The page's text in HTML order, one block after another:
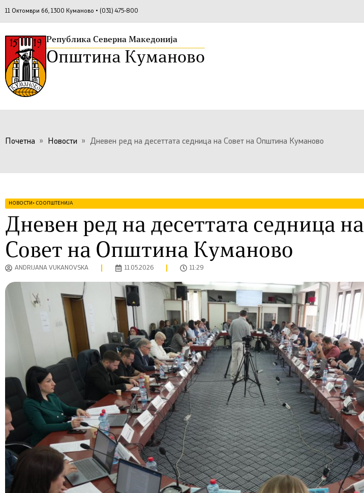
11 Октомври бб, 1300 Куманово • (031) 475-800
Република Северна Македонија
Општина Куманово
Почетна » Новости » Дневен ред на десеттата седница на Совет на Општина Куманово
НОВОСТИ • СООПШТЕНИЈА
Дневен ред на десеттата седница на
Совет на Општина Куманово
ANDRIJANA VUKANOVSKA 11.05.2026 11:29